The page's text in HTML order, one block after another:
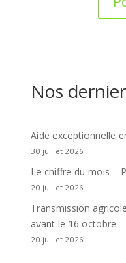
Nos
Aide exceptionnelle
30 juillet 2026
Le chiffre du mois –
20 juillet 2026
Transmission
avant le 16 octobre
20 juillet 2026